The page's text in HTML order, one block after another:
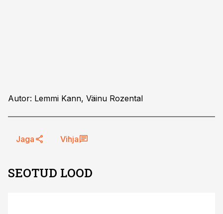
Autor: Lemmi Kann, Väinu Rozental
Jaga Vihja
SEOTUD LOOD